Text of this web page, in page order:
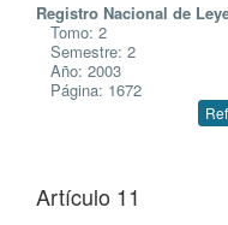
Registro Nacional de
Tomo: 2
Semestre: 2
Año: 2003
Página: 1672
Artículo 11